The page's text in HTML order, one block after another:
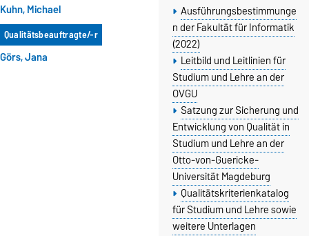
Kuhn, Michael
Qualitätsbeauftragte/-r
Görs, Jana
Ausführungsbestimmunge
n der Fakultät für Informatik
(2022)
Leitbild und Leitlinien für
Studium und Lehre an der
OVGU
Satzung zur Sicherung und
Entwicklung von Qualität in
Studium und Lehre an der
Otto-von-Guericke-
Universität Magdeburg
Qualitätskriterienkatalog
für Studium und Lehre sowie
weitere Unterlagen